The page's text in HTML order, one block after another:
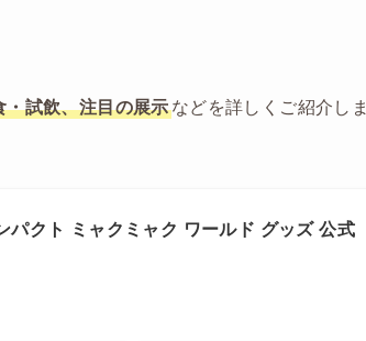
・試飲、注目の展示などを詳しくご紹介しま
パクト ミャクミャク ワールド グッズ 公式